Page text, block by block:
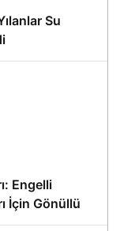
Su
Engelli
İçin Gönüllü